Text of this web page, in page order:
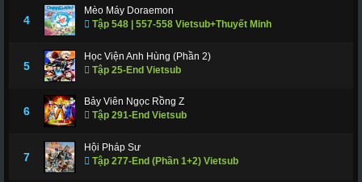
4
Mèo Máy Doraemon
Tập 548 | 557-558 Vietsub+Thuyết Minh
5
Học Viện Anh Hùng (Phần 2)
Tập 25-End Vietsub
6
Bảy Viên Ngọc Rồng Z
Tập 291-End Vietsub
7
Hội Pháp Sư
Tập 277-End (Phần 1+2) Vietsub